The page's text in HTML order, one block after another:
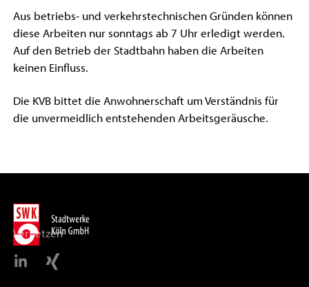
Aus betriebs- und verkehrstechnischen Gründen können
diese Arbeiten nur sonntags ab 7 Uhr erledigt werden.
Auf den Betrieb der Stadtbahn haben die Arbeiten
keinen Einfluss.
Die KVB bittet die Anwohnerschaft um Verständnis für
die unvermeidlich entstehenden Arbeitsgeräusche.
Vernetzen